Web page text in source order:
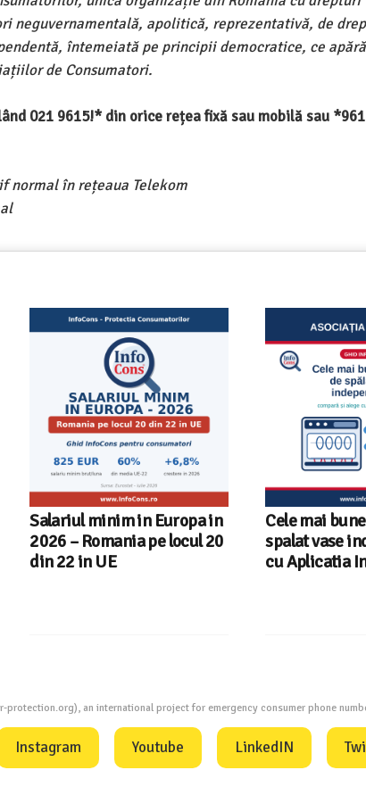
neguvernamentală, apolitică, reprezentativă, de
întemeiată pe principii democratice, ce apără
de Consumatori.
021 9615!* din orice rețea fixă sau mobilă sau
normal în rețeaua Telekom
in
locul 20
Cele mai bune masini de
spalat vase independente
cu Aplicatia InfoCons
protection.org), an international project for emergency consumer phone
Instagram Youtube LinkedIN